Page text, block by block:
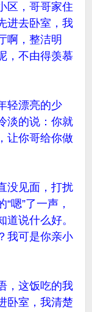
区，哥哥家住
进去卧室，我
啊，整洁明
，不由得羡慕
漂亮的少
淡的说：你就
让你哥给你做
见面，打扰
嗯”了一声，
说什么好。
我可是你亲小
这饭吃的我
卧室，我清楚